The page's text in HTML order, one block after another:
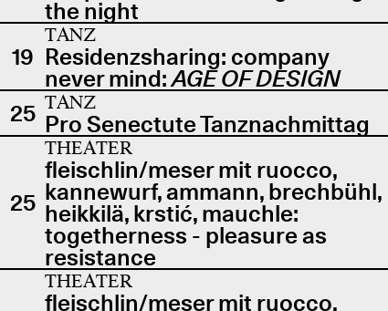
the night
19
TANZ
Residenzsharing: company
never mind:AGE OF DESIGN
25 TANZ
Pro Senectute Tanznachmittag
25
THEATER
fleischlin/meser mit ruocco,
kannewurf, ammann, brechbühl,
heikkilä, krstić, mauchle:
togetherness - pleasure as
resistance
THEATER
fleischlin/meser mit ruocco,